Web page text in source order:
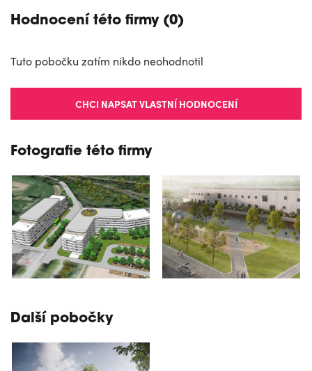
Hodnocení této firmy (0)
Tuto pobočku zatím nikdo neohodnotil
CHCI NAPSAT VLASTNÍ HODNOCENÍ
Fotografie této firmy
Další pobočky